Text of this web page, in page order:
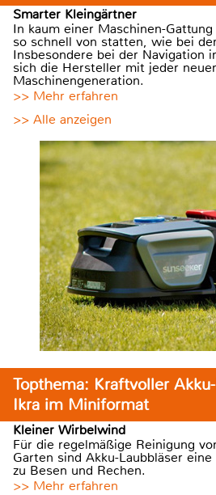
Smarter Kleingärtner
In kaum einer Maschinen-
so schnell von statten, wie bei
Insbesondere bei der Navigation
sich die Hersteller mit jeder
Maschinengeneration.
>> Mehr erfahren
>> Alle anzeigen
Topthema: Kraftvoller
Ikra im Miniformat
Kleiner Wirbelwind
Für die regelmäßige Reinigung
Garten sind Akku-Laubbläser
zu Besen und Rechen.
>> Mehr erfahren